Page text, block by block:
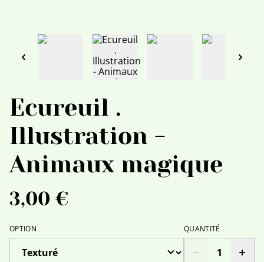
Ecureuil .
Illustration -
Animaux magique
3,00 €
OPTION QUANTITÉ